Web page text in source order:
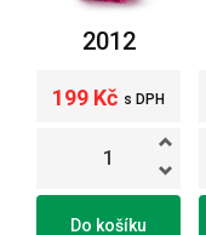
2012
199 Kč s DPH
Do košíku